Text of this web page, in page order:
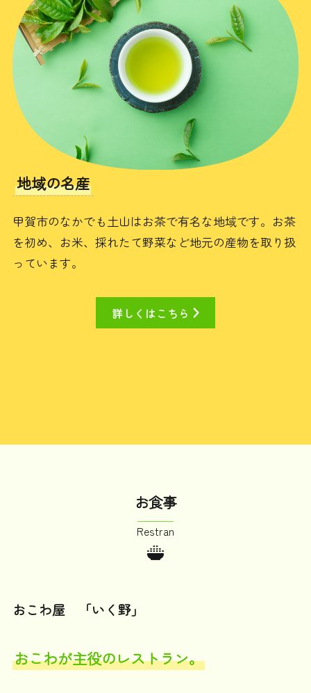
地域の名産
甲賀市のなかでも土山はお茶で有名な地域です。お茶
を初め、お米、採れたて野菜など地元の産物を取り扱
っています。
詳しくはこちら
お食事
Restran
おこわ屋 「いく野」
おこわが主役のレストラン。